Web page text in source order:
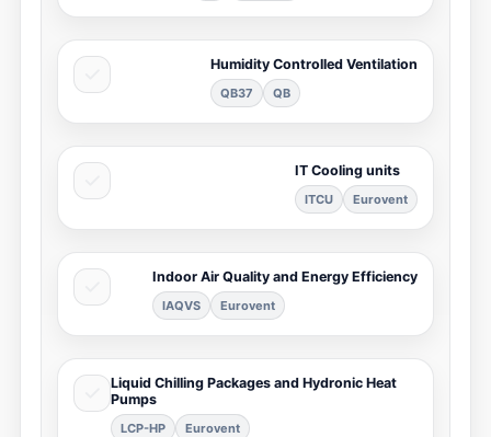
Humidity Controlled Ventilation
QB37
IT Cooling units
Eurovent
ITCU
Indoor Air Quality and Energy Efficiency
Eurovent
IAQVS
Liquid Chilling Packages and Hydronic Heat
Pumps
Eurovent
LCP-HP